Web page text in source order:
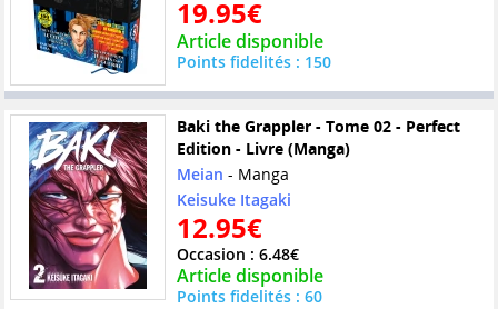
19.95€
Article disponible
Points fidelités : 150
Baki the Grappler - Tome 02 - Perfect
Edition - Livre (Manga)
Meian - Manga
Keisuke Itagaki
12.95€
Occasion : 6.48€
Article disponible
Points fidelités : 60